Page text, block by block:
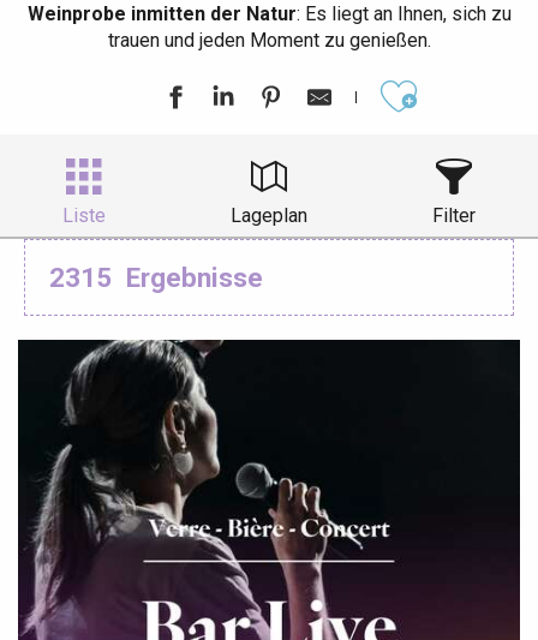
Weinprobe inmitten der Natur: Es liegt an Ihnen, sich zu
trauen und jeden Moment zu genießen.
Liste Lageplan Filter
2315 Ergebnisse